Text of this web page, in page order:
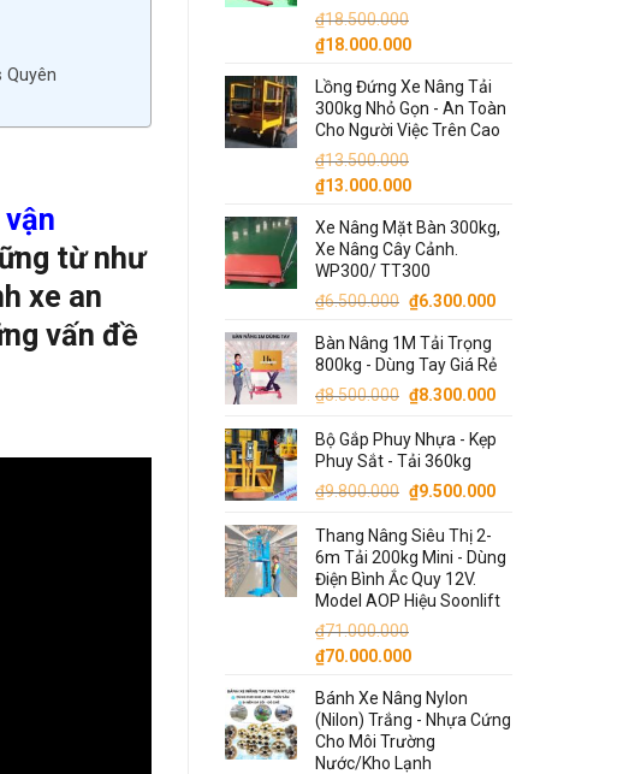
vận
từ như
xe an
vấn đề
₫18.500.000
Giá
là:
₫18.500.000.
₫18.000.000Giá
tại
là:
₫18.000.000.
Lồng Đứng Xe Nâng Tải
300kg Nhỏ Gọn - An Toàn
Cho Người Việc Trên Cao
₫13.500.000
Giá
là:
₫13.500.000.
₫13.000.000Giá
tại
là:
₫13.000.000.
Xe Nâng Mặt Bàn 300kg,
Xe Nâng Cây Cảnh.
WP300/ TT300
₫6.500.000 Giá
là:
₫6.500.000.
₫6.300.000Giá
là:
₫6.300.000.
Bàn Nâng 1M Tải Trọng
800kg - Dùng Tay Giá Rẻ
₫8.500.000 Giá
là:
₫8.500.000.
₫8.300.000Giá
tại
₫8.300.000.
Bộ Gắp Phuy Nhựa - Kẹp
Phuy Sắt - Tải 360kg
₫9.800.000 Giá
là:
₫9.800.000.
₫9.500.000Giá
là:
₫9.500.000.
Thang Nâng Siêu Thị 2-
6m Tải 200kg Mini - Dùng
Điện Bình Ắc Quy 12V.
Model AOP Hiệu Soonlift
₫71.000.000
Giá
là:
₫71.000.000.
₫70.000.000Giá
tại
là:
₫70.000.000.
Bánh Xe Nâng Nylon
(Nilon) Trắng - Nhựa Cứng
Cho Môi Trường
Nước/Kho Lạnh